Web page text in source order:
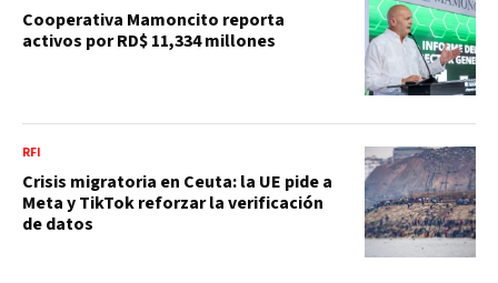
Cooperativa Mamoncito reporta
activos por RD$ 11,334 millones
RFI
Crisis migratoria en Ceuta: la UE pide a
Meta y TikTok reforzar la verificación
de datos